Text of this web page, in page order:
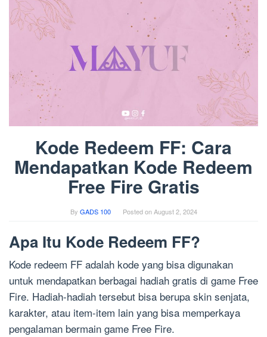
Kode Redeem FF: Cara
Mendapatkan Kode Redeem
Free Fire Gratis
By GADS 100 Posted onAugust 2, 2024
Apa Itu Kode Redeem FF?
Kode redeem FF adalah kode yang bisa digunakan
untuk mendapatkan berbagai hadiah gratis di game Free
Fire. Hadiah-hadiah tersebut bisa berupa skin senjata,
karakter, atau item-item lain yang bisa memperkaya
pengalaman bermain game Free Fire.